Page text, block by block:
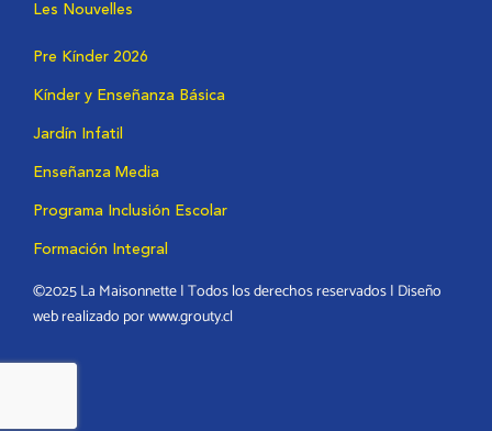
Les Nouvelles
Pre Kínder 2026
Kínder y Enseñanza Básica
Jardín Infatil
Enseñanza Media
Programa Inclusión Escolar
Formación Integral
©2025 La Maisonnette | Todos los derechos reservados | Diseño
web realizado por www.grouty.cl